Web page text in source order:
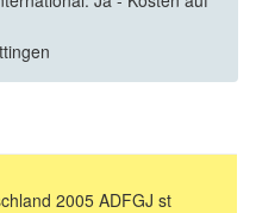
2005 ADFGJ st